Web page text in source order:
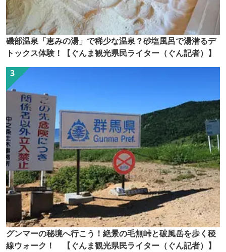
磯部温泉「恵みの湯」で稀少な温泉？砂塩風呂で湯潜るデ
トックス体験！【ぐんま観光県民ライター（ぐん記者）】
グンマーの秘境へ行こう！絶景の毛無峠と破風岳を歩く稜
線ウォーク！ 【ぐんま観光県民ライター（ぐん記者）】